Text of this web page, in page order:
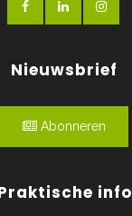
Nieuwsbrief
Abonneren
info